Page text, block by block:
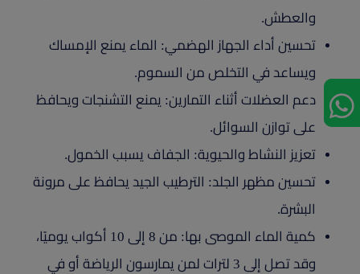
والعطش.
تحسين أداء الجهاز الهضمي: الماء يمنع الإمساك
ويساعد في التخلص من السموم.
دعم العضلات أثناء التمارين: يمنع التشنجات ويحافظ
على توازن السوائل.
تعزيز النشاط والحيوية: الجفاف يسبب الخمول.
تحسين مظهر الجلد: الترطيب الجيد يحافظ على مرونة
البشرة.
كمية الماء الموصى بها: من 8 إلى 10 أكواب يوميًا،
وقد تصل إلى 3 لترات لمن يمارسون الرياضة أو في